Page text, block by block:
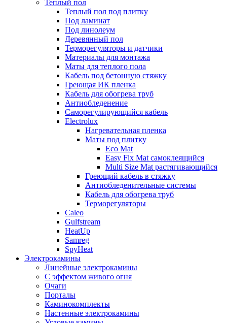
Теплый пол
Теплый пол под плитку
Под ламинат
Под линолеум
Деревянный пол
Терморегуляторы и датчики
Материалы для монтажа
Маты для теплого пола
Кабель под бетонную стяжку
Греющая ИК пленка
Кабель для обогрева труб
Антиобледенение
Саморегулирующийся кабель
Electrolux
Нагревательная пленка
Маты под плитку
Eco Mat
Easy Fix Mat самоклеящийся
Multi Size Mat растягивающийся
Греющий кабель в стяжку
Антиобледенительные системы
Кабель для обогрева труб
Терморегуляторы
Caleo
Gulfstream
HeatUp
Samreg
SpyHeat
Электрокамины
Линейные электрокамины
С эффектом живого огня
Очаги
Порталы
Каминокомплекты
Настенные электрокамины